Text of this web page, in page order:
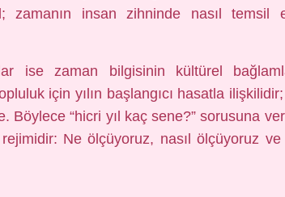
zamanın insan zihninde nasıl temsil
ise zaman bilgisinin kültürel
için yılın başlangıcı hasatla
Böylece “hicri yıl kaç sene?” sorusuna
Ne ölçüyoruz, nasıl ölçüyoruz